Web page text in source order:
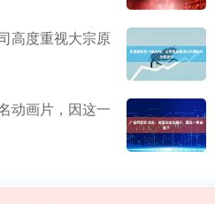
高度重视大宗原
动画片，因这一